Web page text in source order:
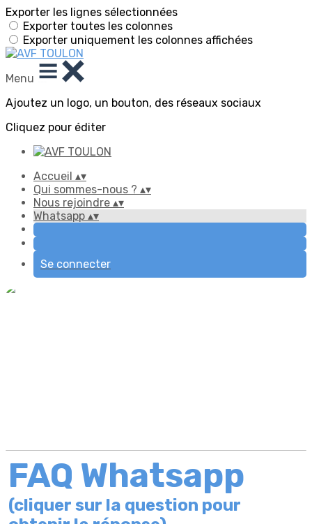
Exporter les lignes sélectionnées
Exporter toutes les colonnes
Exporter uniquement les colonnes affichées
Menu
Ajoutez un logo, un bouton, des réseaux sociaux
Cliquez pour éditer
Accueil ▴▾
Qui sommes-nous ? ▴▾
Nous rejoindre ▴▾
Whatsapp ▴▾
Se connecter
FAQ Whatsapp
(cliquer sur la question pour